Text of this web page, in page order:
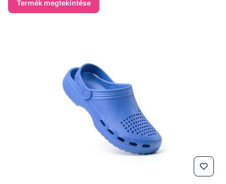
Termék megtekintése